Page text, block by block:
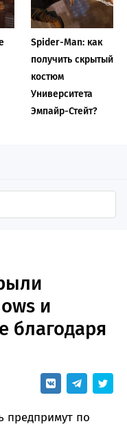
Spider-Man: как
получить скрытый
костюм
Университета
Эмпайр-Стейт?
и
благодаря
предпримут по